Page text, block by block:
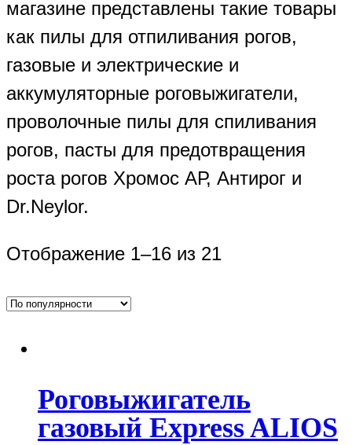
магазине представлены такие товары
как пилы для отпиливания рогов,
газовые и электрические и
аккумуляторные роговыжигатели,
проволочные пилы для спиливания
рогов, пасты для предотвращения
роста рогов Хромос АР, Антирог и
Dr.Neylor.
Отображение 1–16 из 21
Роговыжигатель
газовый Express ALIOS